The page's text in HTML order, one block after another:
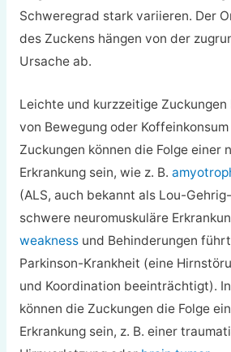
Schweregrad stark variieren. Der
des Zuckens hängen von der
Ursache ab.
Leichte und kurzzeitige Zuckungen
von Bewegung oder
Zuckungen können die Folge einer
Erkrankung sein, wie z. B.
(ALS, auch bekannt als Lou-
schwere neuromuskuläre
weaknessund Behinderungen
Parkinson-Krankheit (eine
und Koordination beeinträchtigt).
können die Zuckungen die Folge
Erkrankung sein, z. B. einer